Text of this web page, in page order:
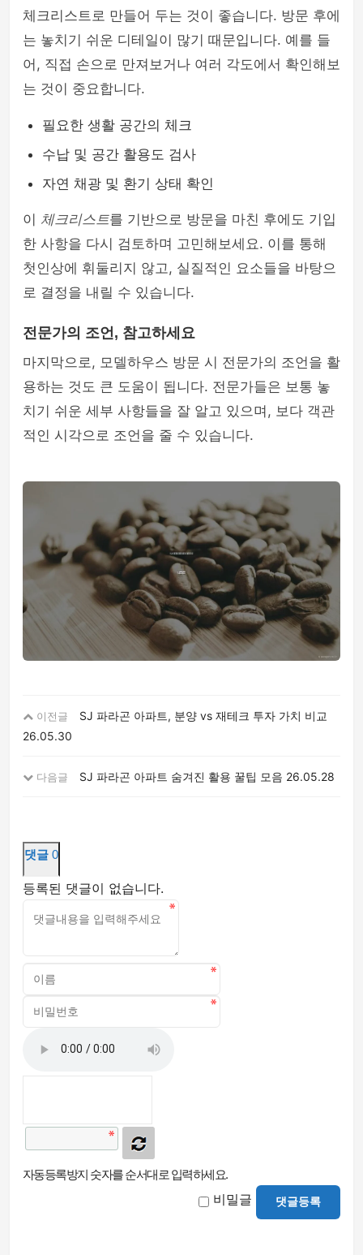
체크리스트로 만들어 두는 것이 좋습니다. 방문 후에
는 놓치기 쉬운 디테일이 많기 때문입니다. 예를 들
어, 직접 손으로 만져보거나 여러 각도에서 확인해보
는 것이 중요합니다.
필요한 생활 공간의 체크
수납 및 공간 활용도 검사
자연 채광 및 환기 상태 확인
이 체크리스트를 기반으로 방문을 마친 후에도 기입
한 사항을 다시 검토하며 고민해보세요. 이를 통해
첫인상에 휘둘리지 않고, 실질적인 요소들을 바탕으
로 결정을 내릴 수 있습니다.
전문가의 조언, 참고하세요
마지막으로, 모델하우스 방문 시 전문가의 조언을 활
용하는 것도 큰 도움이 됩니다. 전문가들은 보통 놓
치기 쉬운 세부 사항들을 잘 알고 있으며, 보다 객관
적인 시각으로 조언을 줄 수 있습니다.
이전글
SJ 파라곤 아파트, 분양 vs 재테크 투자 가치 비교
26.05.30
다음글 SJ 파라곤 아파트 숨겨진 활용 꿀팁 모음 26.05.28
댓글 0
등록된 댓글이 없습니다.
자동등록방지 숫자를 순서대로 입력하세요.
비밀글 댓글등록